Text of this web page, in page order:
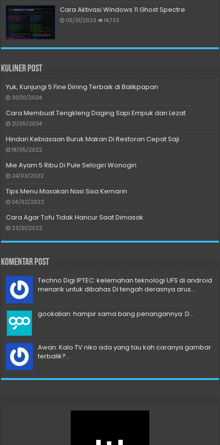
Cara Aktivasi Windows 11 Ghost Spectre
05/01/2023 14,733
Kuliner Post
Yuk, Kunjungi 5 Fine Dining Terbaik di Balikpapan
30/10/2024
Cara Membuat Tengkleng Daging Sapi Empuk dan Lezat
21/05/2024
Hindari Kebiasaan Buruk Makan Di Restoran Cepat Saji
18/05/2022
Mie Ayam 5 Ribu Di Pule Selogiri Wonogiri
24/03/2022
Tips Menu Masakan Nasi Sisa Kemarin
06/02/2022
Cara Agar Tofu Tidak Hancur Saat Dimasak
23/01/2022
Komentar Post
Techno Digi IPTEC: kelemahan teknologi UFS di android
menarik untuk dibahas Di tengah derasnya arus...
gookalian: hampir sama bang penangannya :D...
Awan: Kalo TV niko ada yang tau kah caranya gambar
terbalik?...